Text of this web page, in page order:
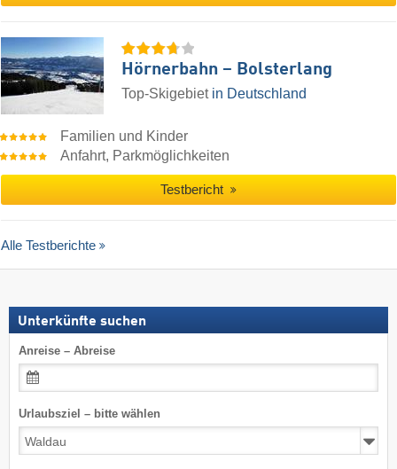
Hörnerbahn – Bolsterlang
Top-Skigebiet in Deutschland
Familien und Kinder
Anfahrt, Parkmöglichkeiten
Testbericht
Alle Testberichte
Unterkünfte suchen
Anreise – Abreise
Urlaubsziel – bitte wählen